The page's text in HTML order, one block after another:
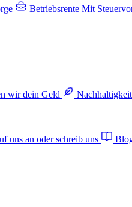
Betriebsrente Mit
wir dein Geld Nachhaltigkeit
uns an oder schreib uns